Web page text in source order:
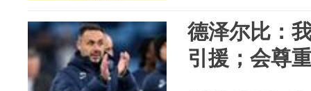
德泽尔比：
引援；会尊